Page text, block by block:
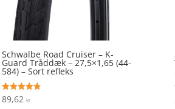
Schwalbe Road Cruiser – K-
Guard Tråddæk – 27,5×1,65 (44-
584) – Sort refleks
Vurderet
4.8
89,62 kr.